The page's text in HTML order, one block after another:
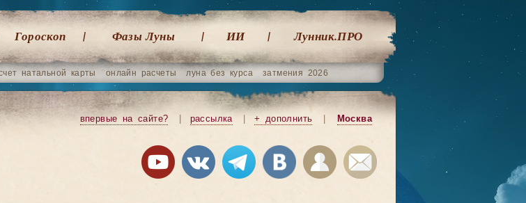
Гороскоп Фазы Луны ИИ Лунник.ПРО
натальной карты онлайн расчеты луна без курса затмения 2026
впервые на сайте? рассылка + дополнить Москва